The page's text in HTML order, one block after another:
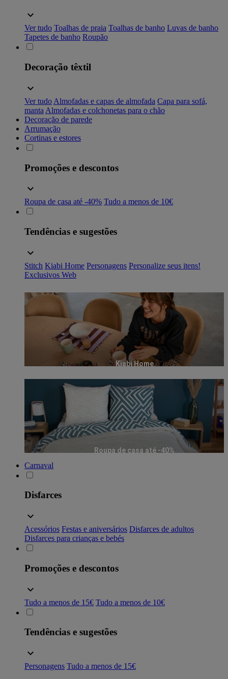
Ver tudo Toalhas de praia Toalhas de banho Luvas de banho
Tapetes de banho Roupão
Decoração têxtil
Ver tudo Almofadas e capas de almofada Capa para sofá,
manta Almofadas e colchonetas para o chão
Decoração de parede
Arrumação
Cortinas e estores
Promoções e descontos
Roupa de casa até -40% Tudo a menos de 10€
Tendências e sugestões
Stitch Kiabi Home Personagens Personalize seus itens!
Exclusivos Web
Kiabi Home
Roupa de casa até -40%
Carnaval
Disfarces
Acessórios Festas e aniversários Disfarces de adultos
Disfarces para crianças e bebés
Promoções e descontos
Tudo a menos de 15€ Tudo a menos de 10€
Tendências e sugestões
Personagens Tudo a menos de 15€